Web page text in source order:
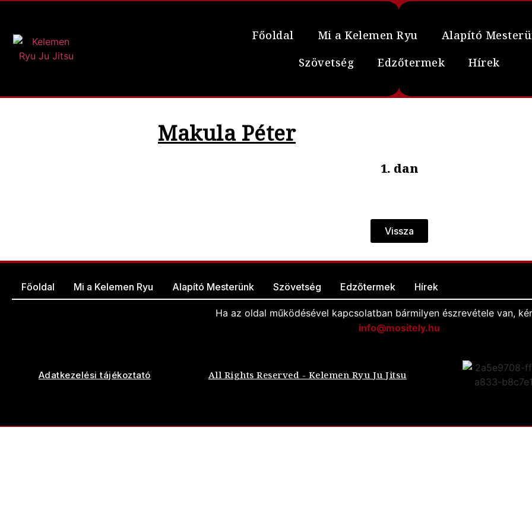
Főoldal Mi a Kelemen Ryu
Alapító
Szövetség
Edzőtermek Hírek
Makula Péter
1. dan
Vissza
Főoldal Mi a Kelemen Ryu Alapító Mesterünk Szövetség Edzőtermek Hírek
Ha az oldal működésével kapcsolatban bármilyen észrevétele van,
info@mositely.hu
Adatkezelési tájékoztató All Rights Reserved - Kelemen Ryu Ju Jitsu